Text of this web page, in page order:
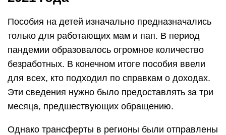
Пособия на детей изначально предназначались
только для работающих мам и пап. В период
пандемии образовалось огромное количество
безработных. В конечном итоге пособия ввели
для всех, кто подходил по справкам о доходах.
Эти сведения нужно было предоставлять за три
месяца, предшествующих обращению.
Однако трансферты в регионы были отправлены